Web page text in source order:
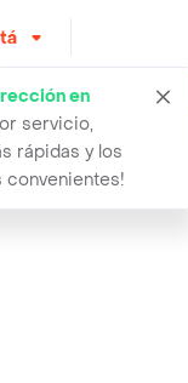
en
servicio,
rápidas y los
convenientes!
heroes dc aq